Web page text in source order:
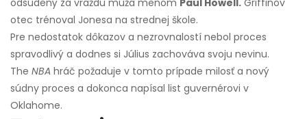
odsúdený za vraždu muža menom Paul Howell. Griffinov
otec trénoval Jonesa na strednej škole.
Pre nedostatok dôkazov a nezrovnalostí nebol proces
spravodlivý a dodnes si Július zachováva svoju nevinu.
The NBA hráč požaduje v tomto prípade milosť a nový
súdny proces a dokonca napísal list guvernérovi v
Oklahome.